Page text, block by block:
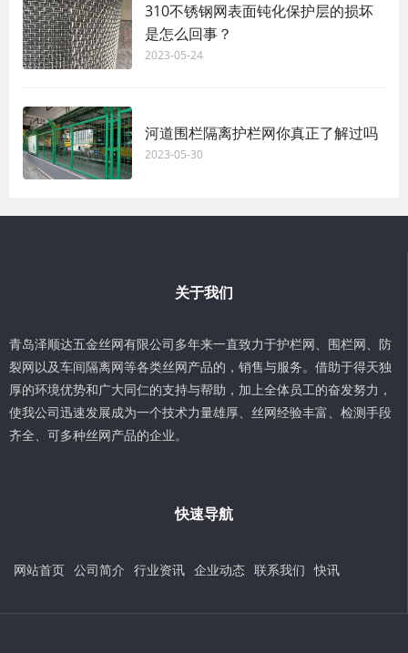
310不锈钢网表面钝化保护层的损坏
是怎么回事？
2023-05-24
河道围栏隔离护栏网你真正了解过吗
2023-05-30
关于我们
青岛泽顺达五金丝网有限公司多年来一直致力于护栏网、围栏网、防
裂网以及车间隔离网等各类丝网产品的，销售与服务。借助于得天独
厚的环境优势和广大同仁的支持与帮助，加上全体员工的奋发努力，
使我公司迅速发展成为一个技术力量雄厚、丝网经验丰富、检测手段
齐全、可多种丝网产品的企业。
快速导航
网站首页 公司简介 行业资讯 企业动态 联系我们 快讯